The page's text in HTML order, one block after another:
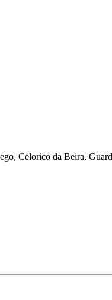
Celorico da Beira,